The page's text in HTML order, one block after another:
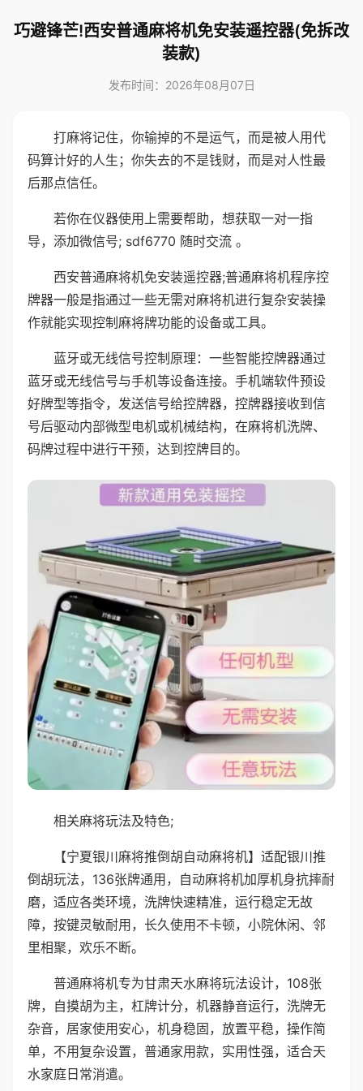
巧避锋芒!西安普通麻将机免安装遥控器(免拆改
装款)
发布时间：2026年08月07日
打麻将记住，你输掉的不是运气，而是被人用代
码算计好的人生；你失去的不是钱财，而是对人性最
后那点信任。
若你在仪器使用上需要帮助，想获取一对一指
导，添加微信号; sdf6770 随时交流 。
西安普通麻将机免安装遥控器;普通麻将机程序控
牌器一般是指通过一些无需对麻将机进行复杂安装操
作就能实现控制麻将牌功能的设备或工具。
蓝牙或无线信号控制原理：一些智能控牌器通过
蓝牙或无线信号与手机等设备连接。手机端软件预设
好牌型等指令，发送信号给控牌器，控牌器接收到信
号后驱动内部微型电机或机械结构，在麻将机洗牌、
码牌过程中进行干预，达到控牌目的。
相关麻将玩法及特色;
【宁夏银川麻将推倒胡自动麻将机】适配银川推
倒胡玩法，136张牌通用，自动麻将机加厚机身抗摔耐
磨，适应各类环境，洗牌快速精准，运行稳定无故
障，按键灵敏耐用，长久使用不卡顿，小院休闲、邻
里相聚，欢乐不断。
普通麻将机专为甘肃天水麻将玩法设计，108张
牌，自摸胡为主，杠牌计分，机器静音运行，洗牌无
杂音，居家使用安心，机身稳固，放置平稳，操作简
单，不用复杂设置，普通家用款，实用性强，适合天
水家庭日常消遣。